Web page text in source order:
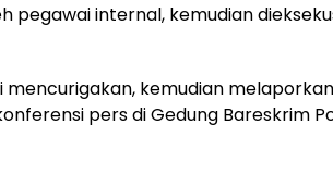
pegawai internal, kemudian
mencurigakan, kemudian melaporkan
pers di Gedung Bareskrim